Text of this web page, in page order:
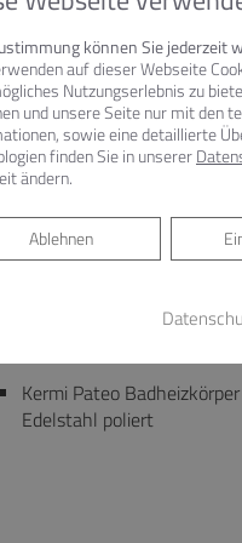
ANLAGE
AquaClean Mera Comfort-
Sigma Abdeckplatte 70
Kermi Pateo
Edelstahl poliert
können Sie jederzeit
auf dieser Webseite
Nutzungserlebnis zu
und unsere Seite nur mit den
sowie eine detaillierte
finden Sie in unserer
ändern.
Ablehnen
Ablehnen